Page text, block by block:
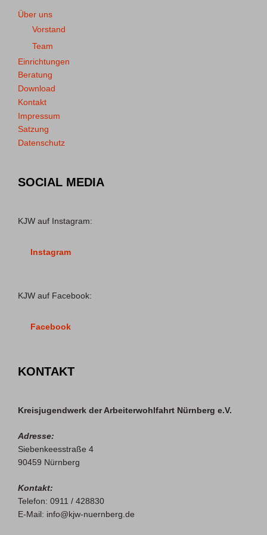
Über uns
Vorstand
Team
Einrichtungen
Beratung
Download
Kontakt
Impressum
Satzung
Datenschutz
SOCIAL MEDIA
KJW auf Instagram:
Instagram
KJW auf Facebook:
Facebook
KONTAKT
Kreisjugendwerk der Arbeiterwohlfahrt Nürnberg e.V.
Adresse:
Siebenkeesstraße 4
90459 Nürnberg
Kontakt:
Telefon: 0911 / 428830
E-Mail: info@kjw-nuernberg.de